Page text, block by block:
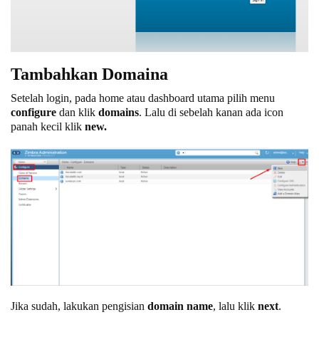
Tambahkan Domaina
Setelah login, pada home atau dashboard utama pilih menu
configure dan klik domains. Lalu di sebelah kanan ada icon
panah kecil klik new.
Jika sudah, lakukan pengisian domain name, lalu klik next.